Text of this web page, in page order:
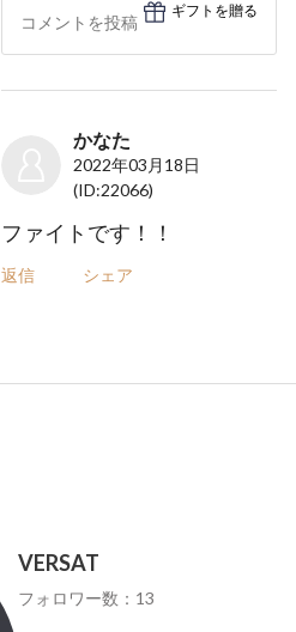
ギフトを贈る
かなた
2022年03月18日
(ID:22066)
ファイトです！！
返信 シェア
VERSAT
フォロワー数：13